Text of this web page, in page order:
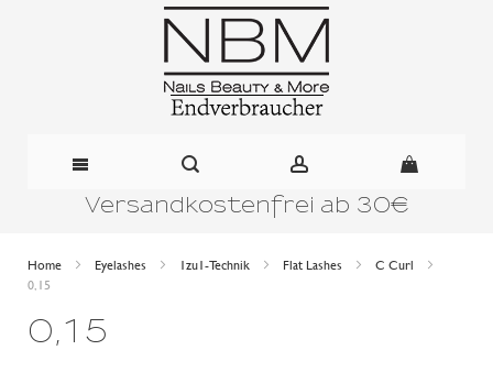
Inhalt
Versandkostenfrei ab 30€
Home Eyelashes 1zu1-Technik Flat Lashes
C Curl
0,15
0,15